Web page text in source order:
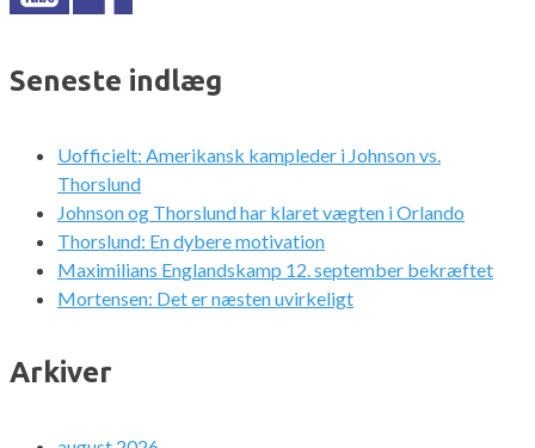
Seneste indlæg
Uofficielt: Amerikansk kampleder i Johnson vs.
Thorslund
Johnson og Thorslund har klaret vægten i Orlando
Thorslund: En dybere motivation
Maximilians Englandskamp 12. september bekræftet
Mortensen: Det er næsten uvirkeligt
Arkiver